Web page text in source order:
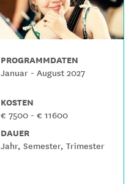
PROGRAMMDATEN
Januar - August 2027
KOSTEN
€ 7500 - € 11600
DAUER
Jahr, Semester, Trimester